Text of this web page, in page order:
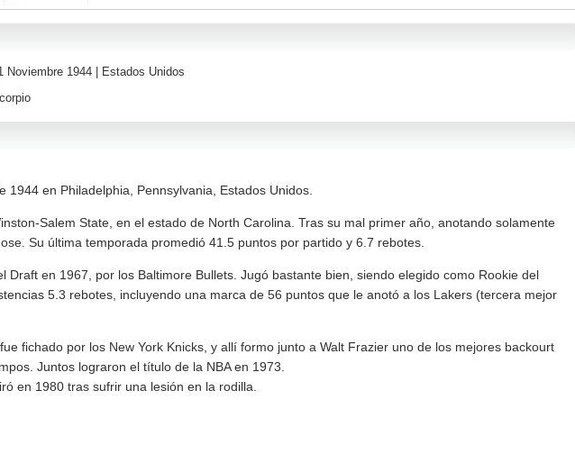
Noviembre 1944 |
Estados Unidos
en Philadelphia, Pennsylvania, Estados Unidos.
Salem State, en el estado de North Carolina. Tras su mal primer año, anotando solamente
Su última temporada promedió 41.5 puntos por partido y 6.7 rebotes.
Draft en 1967, por los Baltimore Bullets. Jugó bastante bien, siendo elegido como Rookie del
5.3 rebotes, incluyendo una marca de 56 puntos que le anotó a los Lakers (tercera mejor
fichado por los New York Knicks, y allí formo junto a Walt Frazier uno de los mejores backourt
Juntos lograron el título de la NBA en 1973.
en 1980 tras sufrir una lesión en la rodilla.